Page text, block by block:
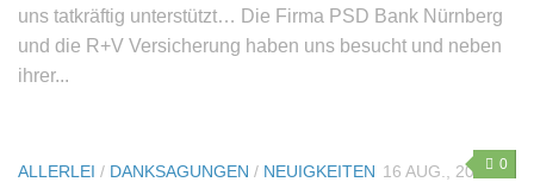
Impressum
„Neue Spuren meiner Tiere“ – Das zweite Buch von
Monika Pracht
uns tatkräftig unterstützt… Die Firma PSD Bank Nürnberg
und die R+V Versicherung haben uns besucht und neben
ihrer...
0
ALLERLEI / DANKSAGUNGEN / NEUIGKEITEN 16 AUG., 2024